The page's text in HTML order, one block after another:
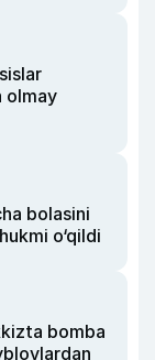
olmay
bolasini
o‘qildi
bomba